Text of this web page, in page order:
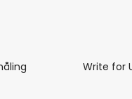
KropsmålingWrite for